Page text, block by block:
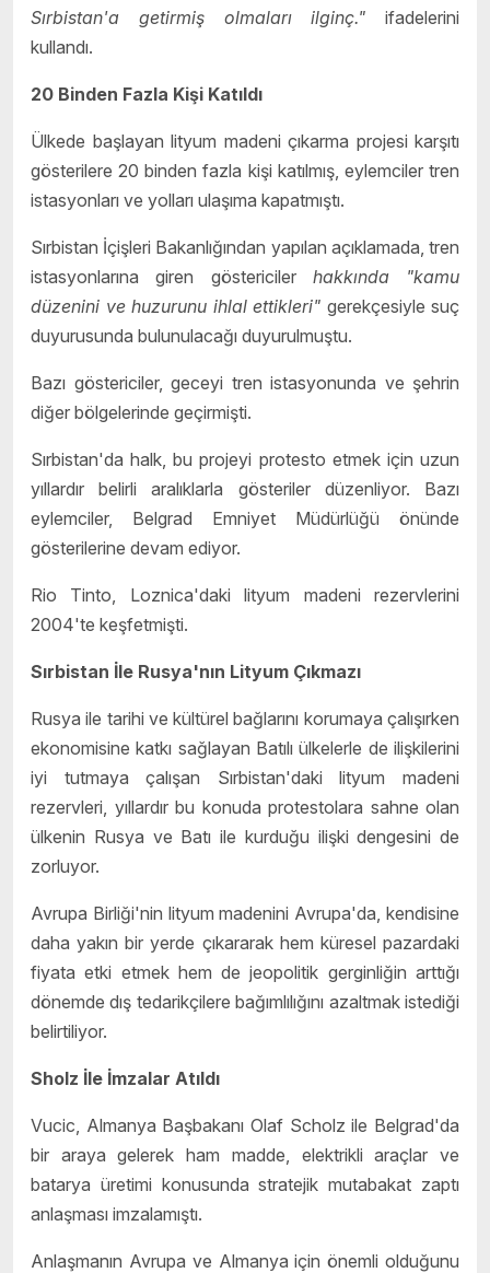
Sırbistan'a getirmiş olmaları ilginç." ifadelerini
kullandı.
20 Binden Fazla Kişi Katıldı
Ülkede başlayan lityum madeni çıkarma projesi karşıtı
gösterilere 20 binden fazla kişi katılmış, eylemciler tren
istasyonları ve yolları ulaşıma kapatmıştı.
Sırbistan İçişleri Bakanlığından yapılan açıklamada, tren
istasyonlarına giren göstericiler hakkında "kamu
düzenini ve huzurunu ihlal ettikleri" gerekçesiyle suç
duyurusunda bulunulacağı duyurulmuştu.
Bazı göstericiler, geceyi tren istasyonunda ve şehrin
diğer bölgelerinde geçirmişti.
Sırbistan'da halk, bu projeyi protesto etmek için uzun
yıllardır belirli aralıklarla gösteriler düzenliyor. Bazı
eylemciler, Belgrad Emniyet Müdürlüğü önünde
gösterilerine devam ediyor.
Rio Tinto, Loznica'daki lityum madeni rezervlerini
2004'te keşfetmişti.
Sırbistan İle Rusya'nın Lityum Çıkmazı
Rusya ile tarihi ve kültürel bağlarını korumaya çalışırken
ekonomisine katkı sağlayan Batılı ülkelerle de ilişkilerini
iyi tutmaya çalışan Sırbistan'daki lityum madeni
rezervleri, yıllardır bu konuda protestolara sahne olan
ülkenin Rusya ve Batı ile kurduğu ilişki dengesini de
zorluyor.
Avrupa Birliği'nin lityum madenini Avrupa'da, kendisine
daha yakın bir yerde çıkararak hem küresel pazardaki
fiyata etki etmek hem de jeopolitik gerginliğin arttığı
dönemde dış tedarikçilere bağımlılığını azaltmak istediği
belirtiliyor.
Sholz İle İmzalar Atıldı
Vucic, Almanya Başbakanı Olaf Scholz ile Belgrad'da
bir araya gelerek ham madde, elektrikli araçlar ve
batarya üretimi konusunda stratejik mutabakat zaptı
anlaşması imzalamıştı.
Anlaşmanın Avrupa ve Almanya için önemli olduğunu